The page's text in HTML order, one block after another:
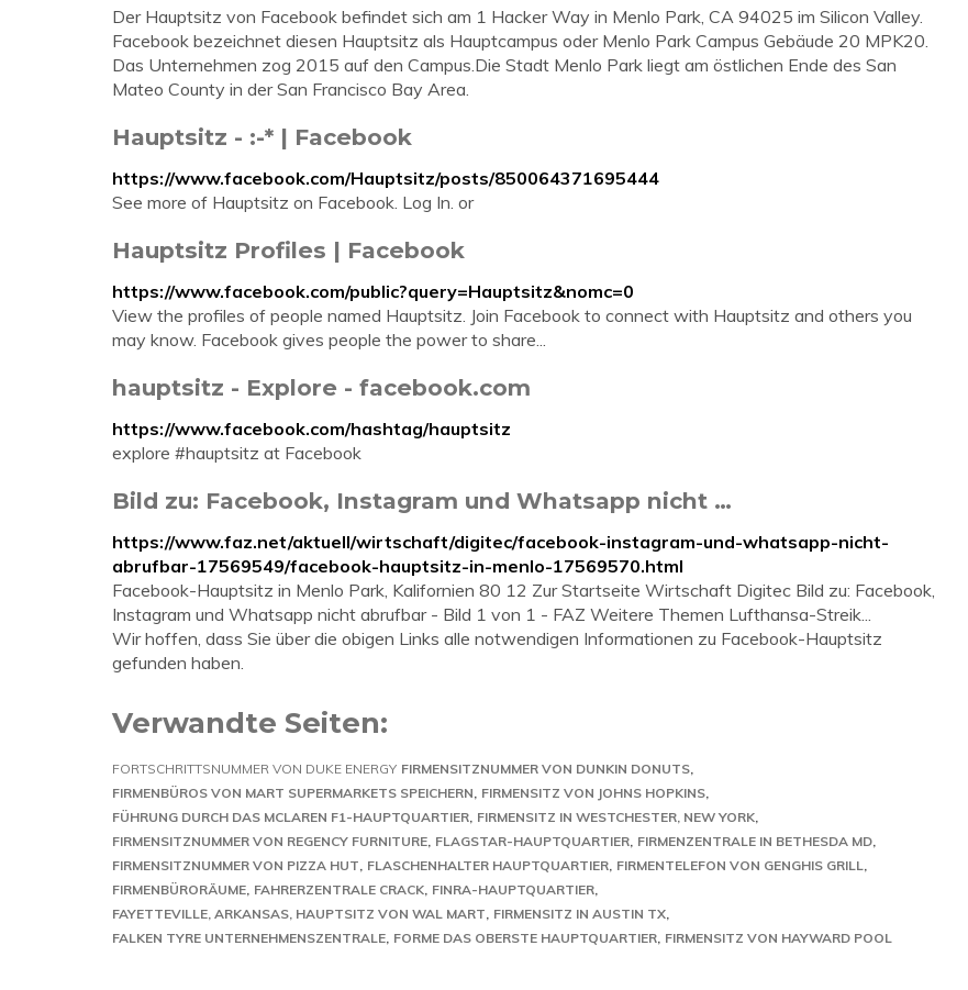
Der Hauptsitz von Facebook befindet sich am 1 Hacker Way in Menlo Park, CA 94025 im Silicon Valley.
Facebook bezeichnet diesen Hauptsitz als Hauptcampus oder Menlo Park Campus Gebäude 20 MPK20.
Das Unternehmen zog 2015 auf den Campus.Die Stadt Menlo Park liegt am östlichen Ende des San
Mateo County in der San Francisco Bay Area.
Hauptsitz - :-* | Facebook
https://www.facebook.com/Hauptsitz/posts/850064371695444
See more of Hauptsitz on Facebook. Log In. or
Hauptsitz Profiles | Facebook
https://www.facebook.com/public?query=Hauptsitz&nomc=0
View the profiles of people named Hauptsitz. Join Facebook to connect with Hauptsitz and others you
may know. Facebook gives people the power to share...
hauptsitz‬ - Explore - facebook.com
https://www.facebook.com/hashtag/hauptsitz
explore #hauptsitz at Facebook
Bild zu: Facebook, Instagram und Whatsapp nicht …
https://www.faz.net/aktuell/wirtschaft/digitec/facebook-instagram-und-whatsapp-nicht-
abrufbar-17569549/facebook-hauptsitz-in-menlo-17569570.html
Facebook-Hauptsitz in Menlo Park, Kalifornien 80 12 Zur Startseite Wirtschaft Digitec Bild zu: Facebook,
Instagram und Whatsapp nicht abrufbar - Bild 1 von 1 - FAZ Weitere Themen Lufthansa-Streik...
Wir hoffen, dass Sie über die obigen Links alle notwendigen Informationen zu Facebook-Hauptsitz
gefunden haben.
Verwandte Seiten:
FORTSCHRITTSNUMMER VON DUKE ENERGY FIRMENSITZNUMMER VON DUNKIN DONUTS
FIRMENBÜROS VON MART SUPERMARKETS SPEICHERN FIRMENSITZ VON JOHNS HOPKINS
FÜHRUNG DURCH DAS MCLAREN F1-HAUPTQUARTIER FIRMENSITZ IN WESTCHESTER, NEW YORK
FIRMENSITZNUMMER VON REGENCY FURNITURE FLAGSTAR-HAUPTQUARTIER FIRMENZENTRALE IN BETHESDA MD
FIRMENSITZNUMMER VON PIZZA HUT FLASCHENHALTER HAUPTQUARTIER FIRMENTELEFON VON GENGHIS GRILL
FIRMENBÜRORÄUME FAHRERZENTRALE CRACK FINRA-HAUPTQUARTIER
FAYETTEVILLE, ARKANSAS, HAUPTSITZ VON WAL MART FIRMENSITZ IN AUSTIN TX
FALKEN TYRE UNTERNEHMENSZENTRALE FORME DAS OBERSTE HAUPTQUARTIER FIRMENSITZ VON HAYWARD POOL